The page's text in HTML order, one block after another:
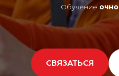
Обучение очно
СВЯЗАТЬСЯ